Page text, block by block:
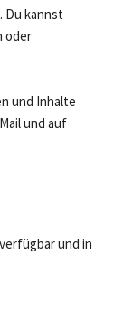
Du kannst
oder
und Inhalte
und auf
und in